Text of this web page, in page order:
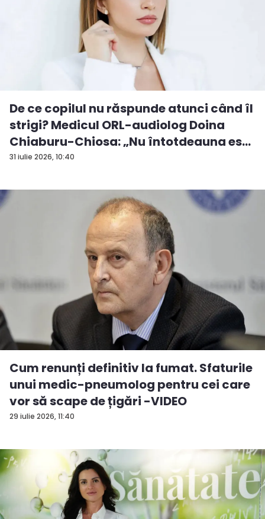
31 iulie 2026, 10:40
De ce copilul nu răspunde atunci când îl
strigi? Medicul ORL-audiolog Doina
Chiaburu-Chiosa: „Nu întotdeauna es...
29 iulie 2026, 11:40
Cum renunți definitiv la fumat. Sfaturile
unui medic-pneumolog pentru cei care
vor să scape de țigări -VIDEO